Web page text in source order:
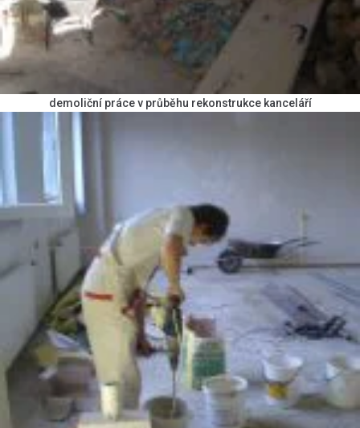
demoliční práce v průběhu rekonstrukce kanceláří